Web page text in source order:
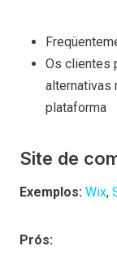
Os clientes
alternativas
plataforma
Site de
Exemplos: Wix,
Prós: